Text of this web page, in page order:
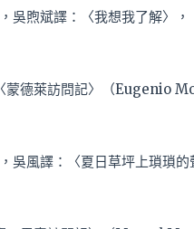
煦斌譯：〈我想我了解〉，
蒙德萊訪問記〉（Eugenio
風譯：〈夏日草坪上瑣瑣的